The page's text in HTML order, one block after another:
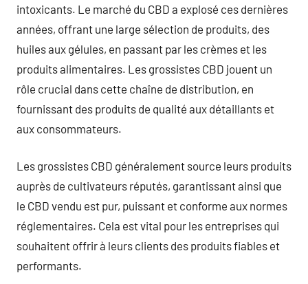
intoxicants. Le marché du CBD a explosé ces dernières
années, offrant une large sélection de produits, des
huiles aux gélules, en passant par les crèmes et les
produits alimentaires. Les grossistes CBD jouent un
rôle crucial dans cette chaîne de distribution, en
fournissant des produits de qualité aux détaillants et
aux consommateurs.
Les grossistes CBD généralement source leurs produits
auprès de cultivateurs réputés, garantissant ainsi que
le CBD vendu est pur, puissant et conforme aux normes
réglementaires. Cela est vital pour les entreprises qui
souhaitent offrir à leurs clients des produits fiables et
performants.